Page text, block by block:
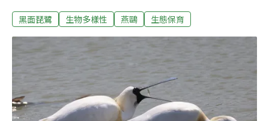
方「公私協力」的模式下，正透過最新的AIoT (人工智慧
股鹽田 為黑琵和小燕鷗留棲地鹽田廢曬後，濕地缺乏人為
的水文管理，水位高低與水質管控成為維持生態功能的最
大挑戰。台灣黑面琵鷺保育學會 (黑琵學會) 早在2013年就
認養了七股鹽田，並且以廢校的頂山國小，作為棲地管理
與救傷的辦公室。學會秘書長戴子堯指出，黑琵是個「視
黑面琵鷺 生物多樣性 燕鷗 生態保育